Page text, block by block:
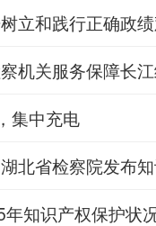
立和践行正确政
机关服务保障长
集中充电
北省检察院发布
知识产权保护状